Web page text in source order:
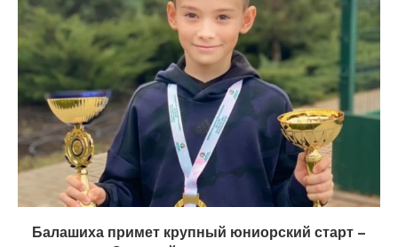
Балашиха примет крупный юниорский старт –